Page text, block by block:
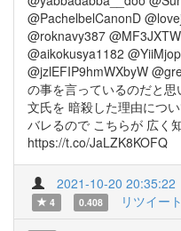
@PachelbelCanonD
@roknavy387
@aikokusya1182
@jzlEFIP9hmWXbyW
の事を言っているのだと
文氏を 暗殺した理由につ
バレるので こちらが 広く
https://t.co/JaLZK8KOFQ
2021-10-20 20:35:22
4 0.408 リツイー